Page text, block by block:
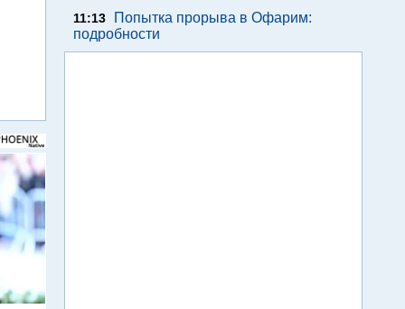
11:13
Попытка прорыва в Офарим:
подробности